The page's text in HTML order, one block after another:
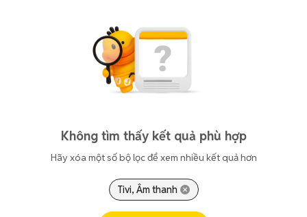
Không tìm thấy kết quả phù hợp
Hãy xóa một số bộ lọc để xem nhiều kết quả hơn
Tivi, Âm thanh